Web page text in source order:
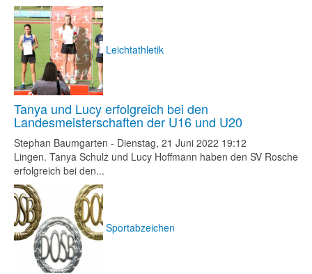
Leichtathletik
Tanya und Lucy erfolgreich bei den
Landesmeisterschaften der U16 und U20
Stephan Baumgarten - Dienstag, 21 Juni 2022 19:12
Lingen. Tanya Schulz und Lucy Hoffmann haben den SV Rosche
erfolgreich bei den...
Sportabzeichen